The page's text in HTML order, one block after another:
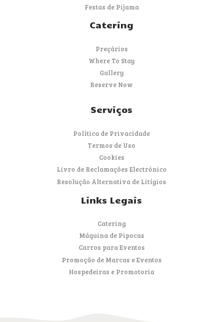
Festas de Pijama
Catering
Preçários
Where To Stay
Gallery
Reserve Now
Serviços
Política de Privacidade
Termos de Uso
Cookies
Livro de Reclamações Electrónico
Resolução Alternativa de Litígios
Links Legais
Catering
Máquina de Pipocas
Carros para Eventos
Promoção de Marcas e Eventos
Hospedeiras e Promotoria